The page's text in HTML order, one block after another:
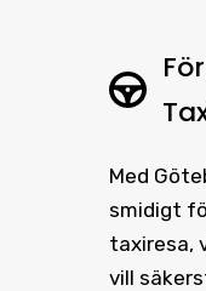
Med
smidigt
taxiresa,
vill